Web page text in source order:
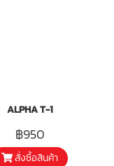
ALPHA T-1
฿950
สั่งซื้อสินค้า